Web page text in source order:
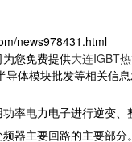
news978431.html
您免费提供大连IGBT
导体模块批发等相关信
率电力电子进行逆变
器主要回路的主要部